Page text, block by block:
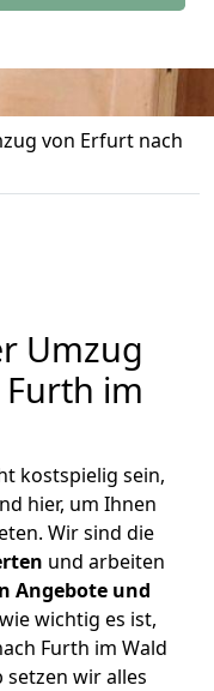
von Erfurt nach
Umzug
im
kostspielig sein,
hier, um Ihnen
Wir sind die
und arbeiten
Angebote und
wichtig es ist,
Furth im Wald
setzen wir alles